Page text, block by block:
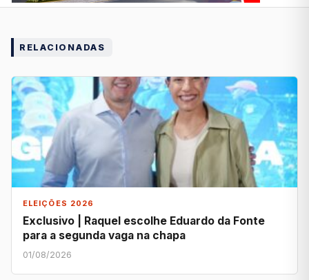
RELACIONADAS
ELEIÇÕES 2026
Exclusivo | Raquel escolhe Eduardo da Fonte
para a segunda vaga na chapa
01/08/2026